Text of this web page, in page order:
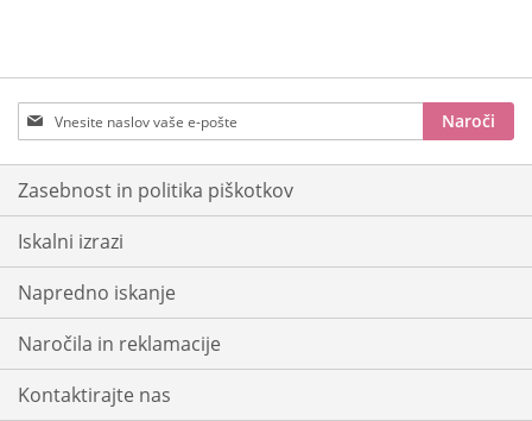
Prijavite
se
na
e-
Naroči
Zasebnost in politika piškotkov
Iskalni izrazi
Napredno iskanje
Naročila in reklamacije
Kontaktirajte nas